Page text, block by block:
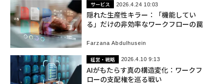
サービス 2026.4.24 10:03
隠れた生産性キラー：「機能してい
る」だけの非効率なワークフローの罠
Farzana Abdulhusein
経営・戦略 2026.4.10 9:13
AIがもたらす真の構造変化：ワークフ
ローの支配権を巡る戦い